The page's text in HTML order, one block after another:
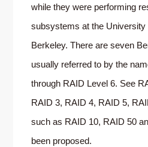
while they were performing
subsystems at the University
Berkeley. There are seven
usually referred to by the
through RAID Level 6. See
RAID 3, RAID 4, RAID 5,
such as RAID 10, RAID 50
been proposed.